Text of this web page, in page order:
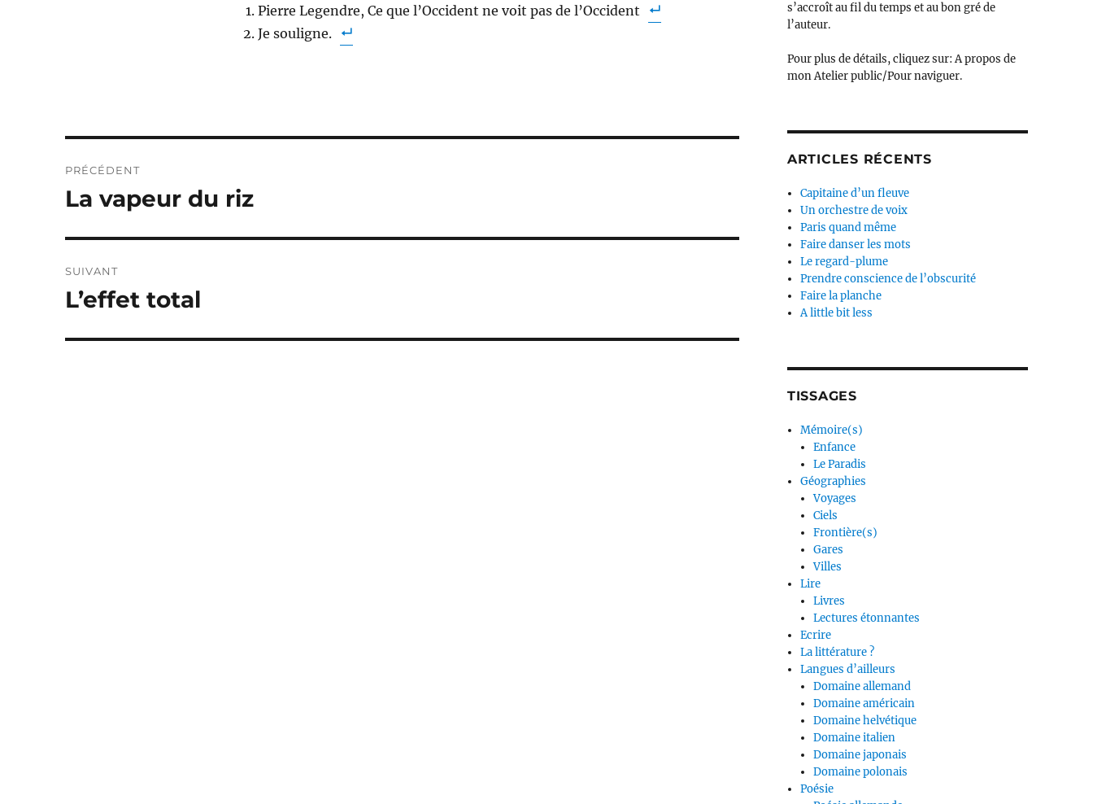
Pierre Legendre, Ce que l’Occident ne voit pas de l’Occident
Je souligne.
de
PRÉCÉDENT
Publication
La vapeur du riz
SUIVANT
Publication
L’effet total
s’accroît au fil du temps et au bon gré de
l’auteur.
Pour plus de détails, cliquez sur: A propos de
mon Atelier public/Pour naviguer.
ARTICLES RÉCENTS
Capitaine d’un fleuve
Un orchestre de voix
Paris quand même
Faire danser les mots
Le regard-plume
Prendre conscience de l’obscurité
Faire la planche
A little bit less
TISSAGES
Mémoire(s)
Enfance
Le Paradis
Géographies
Voyages
Ciels
Frontière(s)
Gares
Villes
Lire
Livres
Lectures étonnantes
Ecrire
La littérature ?
Langues d’ailleurs
Domaine allemand
Domaine américain
Domaine helvétique
Domaine italien
Domaine japonais
Domaine polonais
Poésie